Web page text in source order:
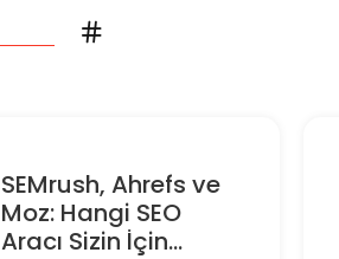
SEMrush, Ahrefs ve
Moz: Hangi SEO
Aracı Sizin İçin...